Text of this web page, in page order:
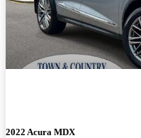
2022 Acura MDX